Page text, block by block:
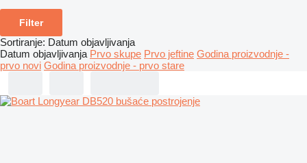
Filter
Sortiranje: Datum objavljivanja
Datum objavljivanja Prvo skupe Prvo jeftine Godina proizvodnje -
prvo novi Godina proizvodnje - prvo stare